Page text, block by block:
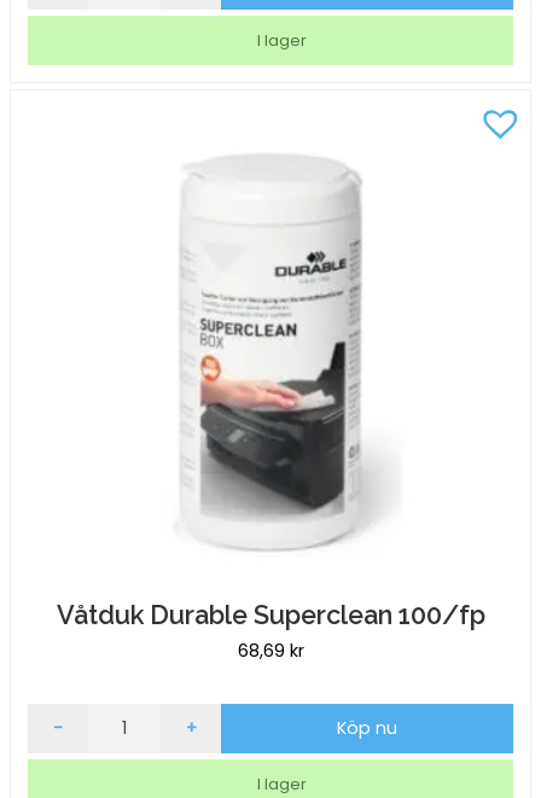
I lager
Våtduk Durable Superclean 100/fp
68,69 kr
Våtduk
- + Köp nu
I lager